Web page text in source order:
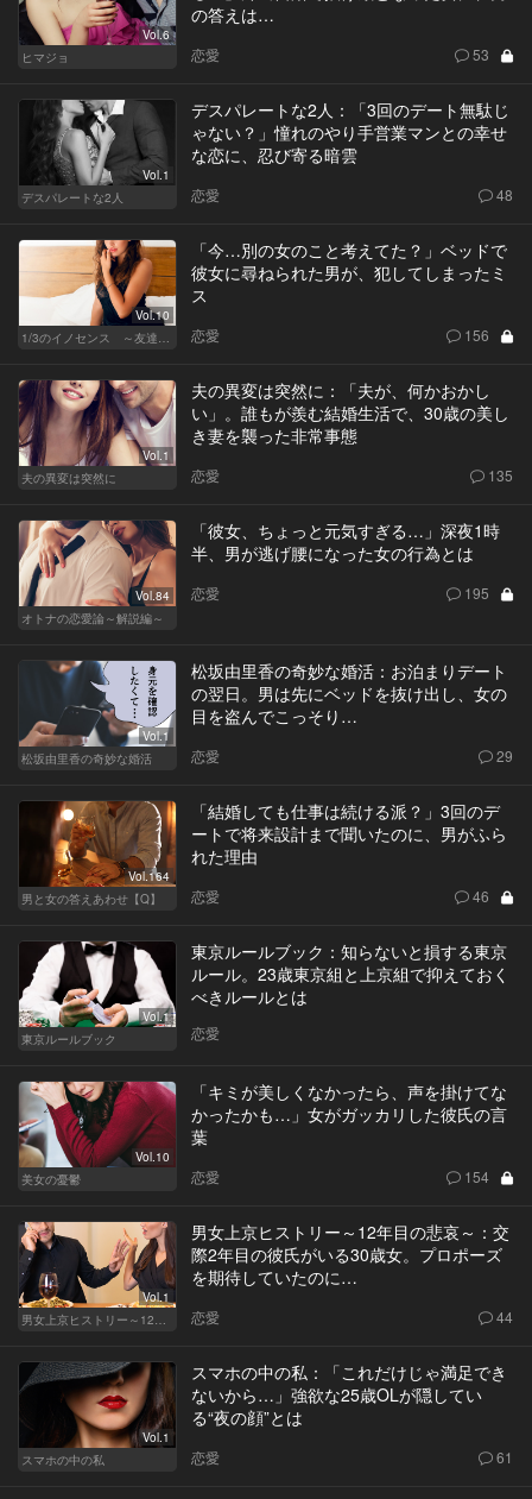
Vol.6
ヒマジョ
の答えは…
恋愛 53
Vol.1
デスパレートな2人
デスパレートな2人：「3回のデート無駄じ
ゃない？」憧れのやり手営業マンとの幸せ
な恋に、忍び寄る暗雲
恋愛 48
Vol.10
1/3のイノセンス ～友達の恋人～
「今…別の女のこと考えてた？」ベッドで
彼女に尋ねられた男が、犯してしまったミ
ス
恋愛 156
Vol.1
夫の異変は突然に
夫の異変は突然に：「夫が、何かおかし
い」。誰もが羨む結婚生活で、30歳の美し
き妻を襲った非常事態
恋愛 135
Vol.84
オトナの恋愛論～解説編～
「彼女、ちょっと元気すぎる…」深夜1時
半、男が逃げ腰になった女の行為とは
恋愛 195
Vol.1
松坂由里香の奇妙な婚活
松坂由里香の奇妙な婚活：お泊まりデート
の翌日。男は先にベッドを抜け出し、女の
目を盗んでこっそり…
恋愛 29
Vol.164
男と女の答えあわせ【Q】
「結婚しても仕事は続ける派？」3回のデ
ートで将来設計まで聞いたのに、男がふら
れた理由
恋愛 46
Vol.1
東京ルールブック
東京ルールブック：知らないと損する東京
ルール。23歳東京組と上京組で抑えておく
べきルールとは
恋愛
Vol.10
美女の憂鬱
「キミが美しくなかったら、声を掛けてな
かったかも…」女がガッカリした彼氏の言
葉
恋愛 154
Vol.1
男女上京ヒストリー～12年目の悲哀～
男女上京ヒストリー～12年目の悲哀～：交
際2年目の彼氏がいる30歳女。プロポーズ
を期待していたのに…
恋愛 44
Vol.1
スマホの中の私
スマホの中の私：「これだけじゃ満足でき
ないから…」強欲な25歳OLが隠してい
る“夜の顔”とは
恋愛 61